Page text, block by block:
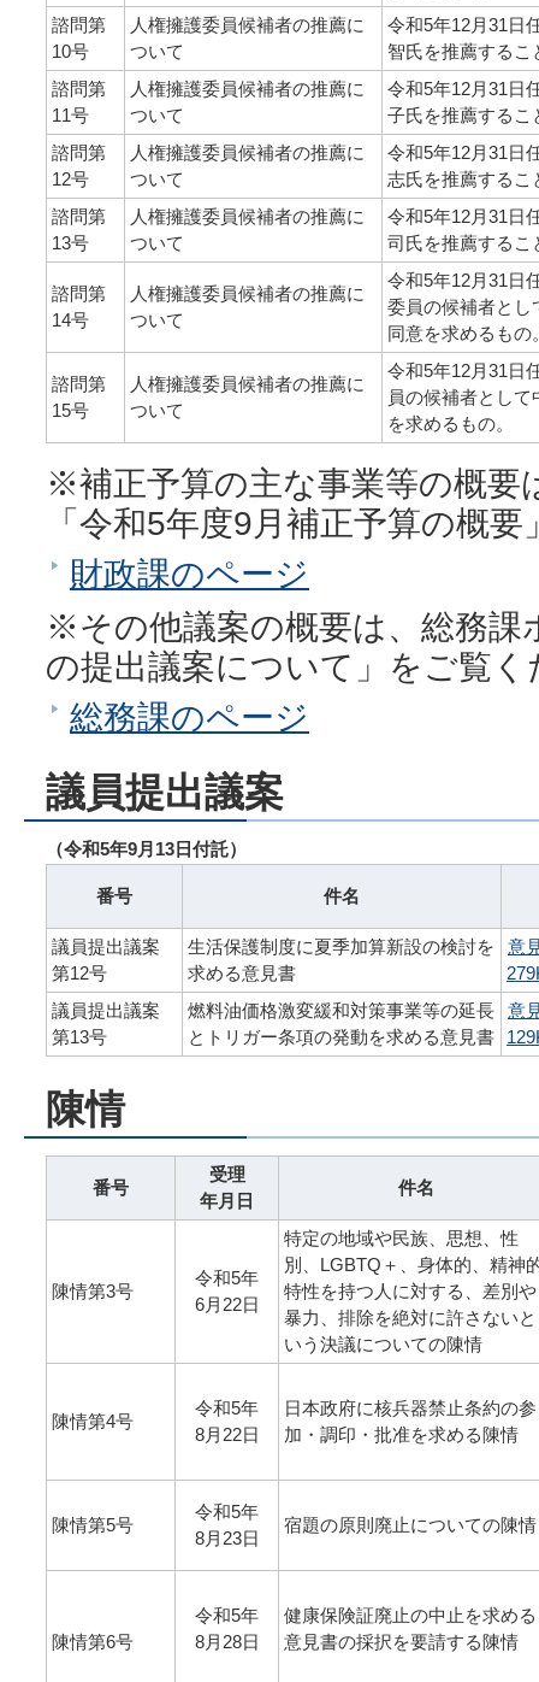
諮問第
10号
人権擁護委員候補者の推薦に
ついて
令和5年12月31
智氏を推薦するこ
諮問第
11号
人権擁護委員候補者の推薦に
ついて
令和5年12月31日
子氏を推薦するこ
諮問第
12号
人権擁護委員候補者の推薦に
ついて
令和5年12月31日
志氏を推薦するこ
諮問第
13号
人権擁護委員候補者の推薦に
ついて
令和5年12月31日
司氏を推薦するこ
諮問第
14号
人権擁護委員候補者の推薦に
ついて
令和5年12月31日
委員の候補者とし
同意を求めるもの
諮問第
15号
人権擁護委員候補者の推薦に
ついて
令和5年12月31日
員の候補者とし
を求めるもの。
※補正予算の主な事業等の概要
「令和5年度9月補正予算の概
財政課のページ
※その他議案の概要は、総務課
の提出議案について」をご覧く
総務課のページ
議員提出議案
（令和5年9月13日付託）
番号 件名
議員提出議案
第12号
生活保護制度に夏季加算新設の検討を
求める意見書
意
議員提出議案
第13号
燃料油価格激変緩和対策事業等の延長
とトリガー条項の発動を求める意見書
意
陳情
番号
受理
年月日
件名
陳情第3号
令和5年
6月22日
特定の地域や民族、思想、性
別、LGBTQ＋、身体的、精神
特性を持つ人に対する、差別や
暴力、排除を絶対に許さないと
いう決議についての陳情
陳情第4号
令和5年
8月22日
日本政府に核兵器禁止条約の参
加・調印・批准を求める陳情
陳情第5号
令和5年
8月23日
宿題の原則廃止についての陳情
陳情第6号
令和5年
8月28日
健康保険証廃止の中止を求める
意見書の採択を要請する陳情